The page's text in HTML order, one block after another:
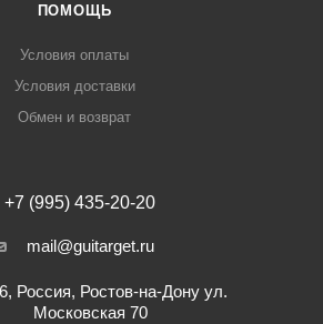
ПОМОЩЬ
Условия оплаты
Условия доставки
Обмен и возврат
+7 (995) 435-20-20
mail@guitarget.ru
Россия, Ростов-на-Дону ул.
Московская 70